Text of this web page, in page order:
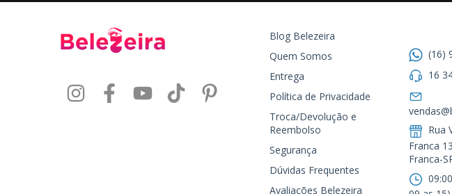
Blog Belezeira
Quem Somos
Entrega
Política de Privacidade
Troca/Devolução e
Reembolso
Segurança
Dúvidas Frequentes
Avaliações Belezeira
(16)
16
Rua
Franca
Franca-SP.ㅤㅤㅤㅤㅤㅤㅤㅤ